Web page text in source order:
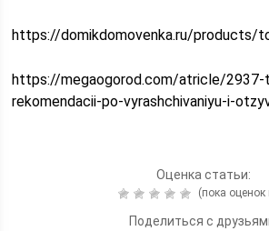
https://domikdomovenka.ru/products/
https://megaogorod.com/atricle/
rekomendacii-po-vyrashchivaniyu-i-
Оценка статьи:
(пока оценок
Поделиться с